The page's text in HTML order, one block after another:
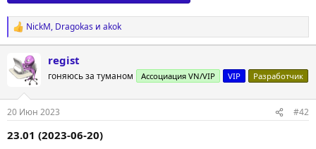
Р
е
к
ц
и
:
NickM, Dragokas и akok
regist
гоняюсь за туманом Ассоциация VN/VIP VIP Разработчик
20 Июн 2023 #42
23.01 (2023-06-20)